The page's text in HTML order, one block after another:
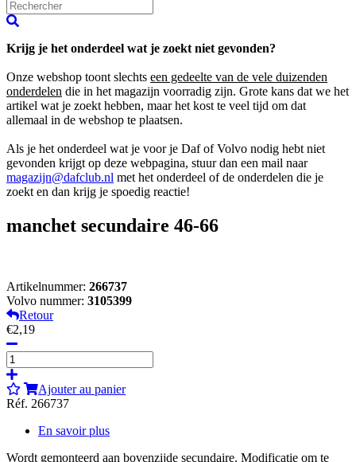
Krijg je het onderdeel wat je zoekt niet gevonden?
Onze webshop toont slechts een gedeelte van de vele duizenden
onderdelen die in het magazijn voorradig zijn. Grote kans dat we het
artikel wat je zoekt hebben, maar het kost te veel tijd om dat
allemaal in de webshop te plaatsen.
Als je het onderdeel wat je voor je Daf of Volvo nodig hebt niet
gevonden krijgt op deze webpagina, stuur dan een mail naar
magazijn@dafclub.nl met het onderdeel of de onderdelen die je
zoekt en dan krijg je spoedig reactie!
manchet secundaire 46-66
Artikelnummer: 266737
Volvo nummer: 3105399
Retour
€2,19
Ajouter au panier
Réf. 266737
En savoir plus
Wordt gemonteerd aan bovenzijde secundaire. Modificatie om te